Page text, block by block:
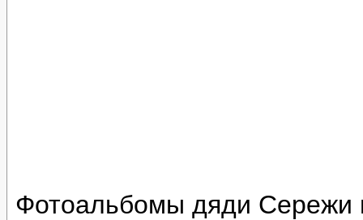
Фотоальбомы дяди Сережи